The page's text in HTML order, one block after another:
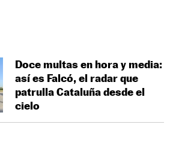
Doce multas en hora y media:
así es Falcó, el radar que
patrulla Cataluña desde el
cielo